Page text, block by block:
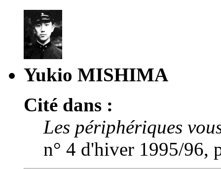
Yukio MISHIMA
Cité dans :
Les périphériques
n° 4 d'hiver 1995/96,